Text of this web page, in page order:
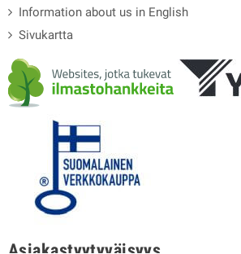
Information about us in English
Sivukartta